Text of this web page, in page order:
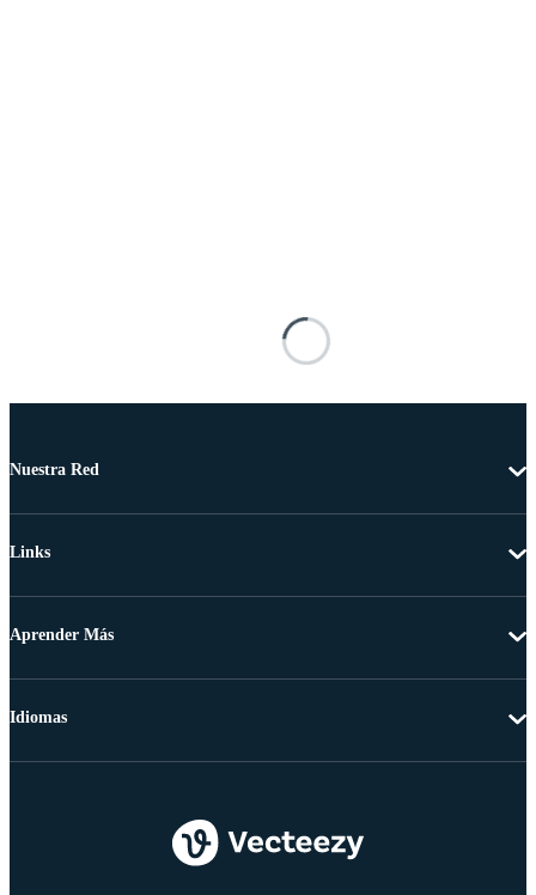
Nuestra Red
Links
Aprender Más
Idiomas